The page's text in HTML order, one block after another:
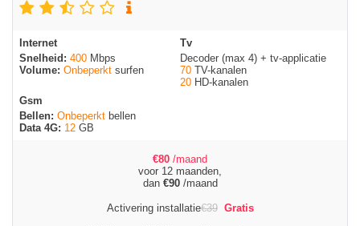
Internet
Snelheid: 400 Mbps
Volume: Onbeperkt surfen
Tv
Decoder (max 4) + tv-applicatie
70 TV-kanalen
20 HD-kanalen
Gsm
Bellen: Onbeperkt bellen
Data 4G: 12 GB
€80 /maand
voor 12 maanden,
dan €90/maand
Activering installatie€39 Gratis